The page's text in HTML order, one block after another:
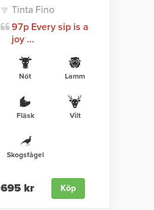
Tinta Fino
97p Every sip is a
joy ...
Nöt Lamm
Fläsk Vilt
Skogsfågel
695 kr Köp